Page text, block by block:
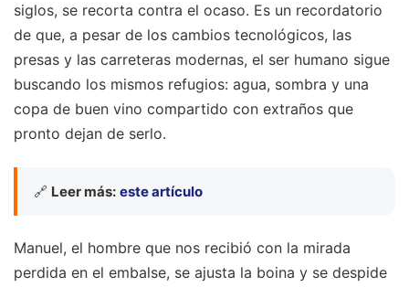
siglos, se recorta contra el ocaso. Es un recordatorio
de que, a pesar de los cambios tecnológicos, las
presas y las carreteras modernas, el ser humano sigue
buscando los mismos refugios: agua, sombra y una
copa de buen vino compartido con extraños que
pronto dejan de serlo.
🔗 Leer más: este artículo
Manuel, el hombre que nos recibió con la mirada
perdida en el embalse, se ajusta la boina y se despide